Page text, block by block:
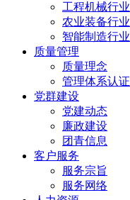
工程机械行业
农业装备行业
智能制造行业
质量管理
质量理念
管理体系认证
党群建设
党建动态
廉政建设
团青信息
客户服务
服务宗旨
服务网络